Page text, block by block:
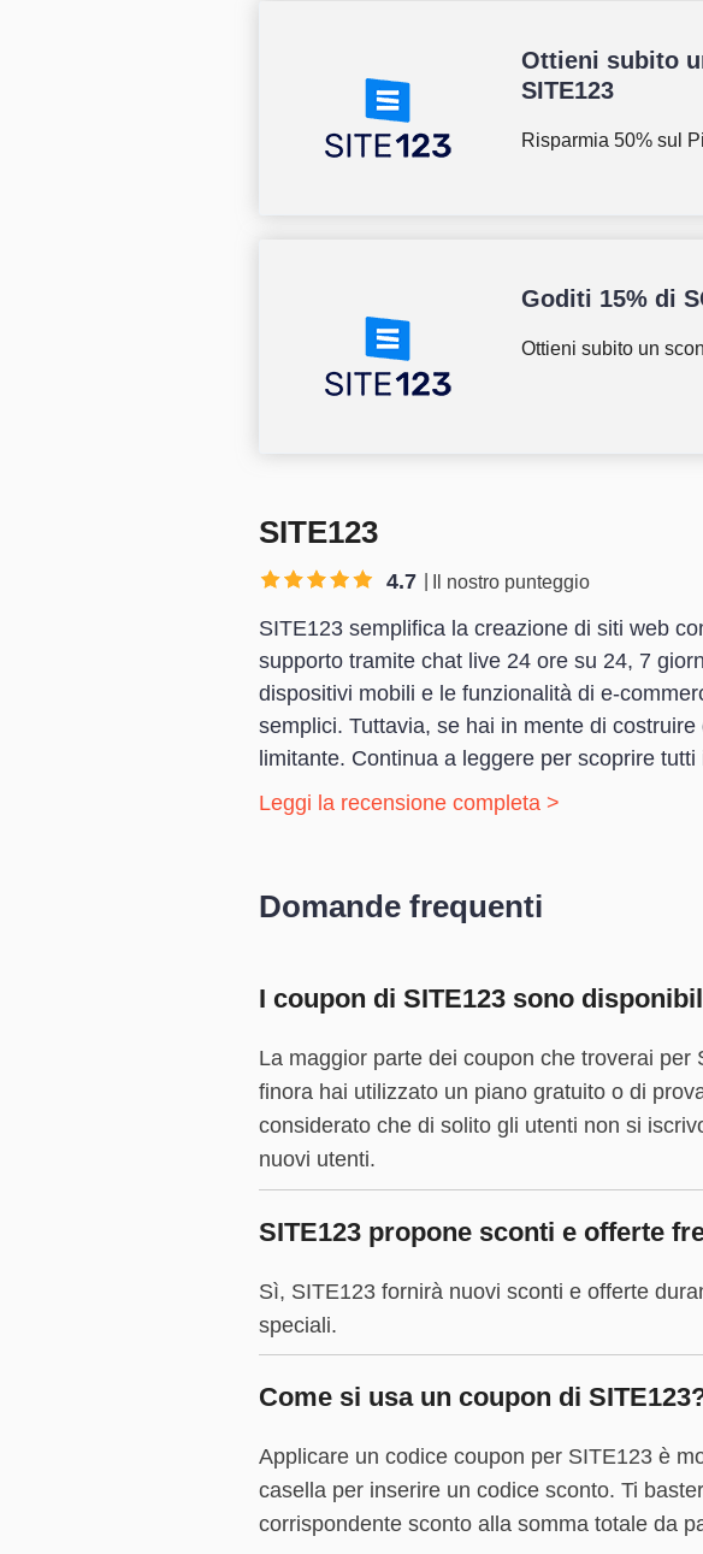
Ottieni subito
SITE123
Risparmia 50% sul
Goditi 15% di
Ottieni subito un
SITE123
4.7 Il nostro punteggio
SITE123 semplifica la creazione di siti web
supporto tramite chat live 24 ore su 24, 7
dispositivi mobili e le funzionalità di e-
semplici. Tuttavia, se hai in mente di
limitante. Continua a leggere per scoprire
Leggi la recensione completa >
Domande frequenti
I coupon di SITE123 sono
La maggior parte dei coupon che troverai
finora hai utilizzato un piano gratuito o di
considerato che di solito gli utenti non si
nuovi utenti.
SITE123 propone sconti e offerte
Sì, SITE123 fornirà nuovi sconti e offerte
speciali.
Come si usa un coupon di
Applicare un codice coupon per SITE123 è
casella per inserire un codice sconto. Ti
corrispondente sconto alla somma totale da